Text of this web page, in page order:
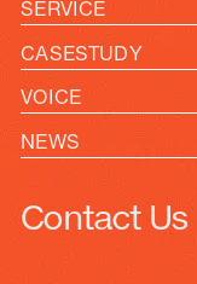
SERVICE
CASESTUDY
VOICE
NEWS
Contact Us